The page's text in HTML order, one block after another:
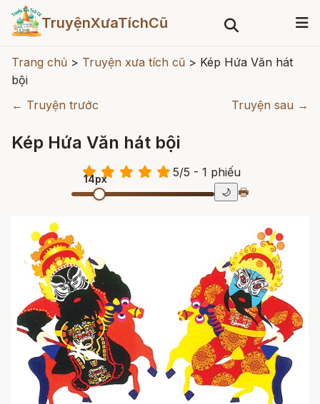
TruyệnXưaTíchCũ
Trang chủ > Truyện xưa tích cũ > Kép Hứa Văn hát
bội
← Truyện trước
Truyện sau →
Kép Hứa Văn hát bội
5/5 - 1 phiếu
14px
🌙 🖶